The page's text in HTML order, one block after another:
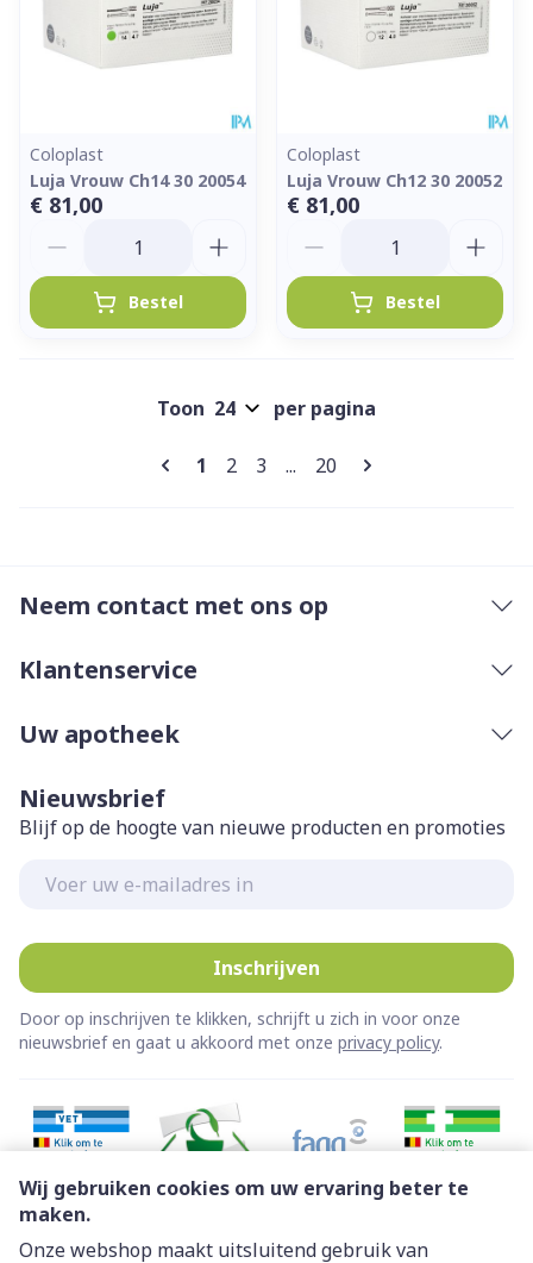
Wij gebruiken cookies om uw ervaring beter te
maken.
Onze webshop maakt uitsluitend gebruik van
Coloplast
Luja Vrouw Ch14 30 20054
€ 81,00
Bestel
Coloplast
Luja Vrouw Ch12 30 20052
€ 81,00
Bestel
Pagina's
U lees momenteel pagina
1 Pagina
2 Pagina
3 ... Pagina
20
Toon per pagina
Neem contact met ons op
Klantenservice
Uw apotheek
Nieuwsbrief
Blijf op de hoogte van nieuwe producten en promoties
Inschrijven
Door op inschrijven te klikken, schrijft u zich in voor onze
nieuwsbrief en gaat u akkoord met onze privacy policy.